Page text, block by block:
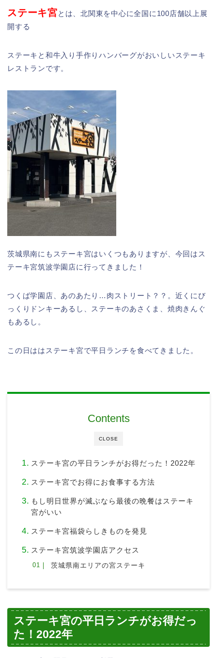
ステーキ宮とは、北関東を中心に全国に100店舗以上展
開する
ステーキと和牛入り手作りハンバーグがおいしいステーキ
レストランです。
茨城県南にもステーキ宮はいくつもありますが、今回はス
テーキ宮筑波学園店に行ってきました！
つくば学園店、あのあたり…肉ストリート？？。近くにび
っくりドンキーあるし、ステーキのあさくま、焼肉きんぐ
もあるし。
この日ははステーキ宮で平日ランチを食べてきました。
CLOSE
Contents
ステーキ宮の平日ランチがお得だった！2022年
ステーキ宮でお得にお食事する方法
もし明日世界が滅ぶなら最後の晩餐はステーキ
宮がいい
ステーキ宮福袋らしきものを発見
ステーキ宮筑波学園店アクセス
茨城県南エリアの宮ステーキ
ステーキ宮の平日ランチがお得だっ
た！2022年